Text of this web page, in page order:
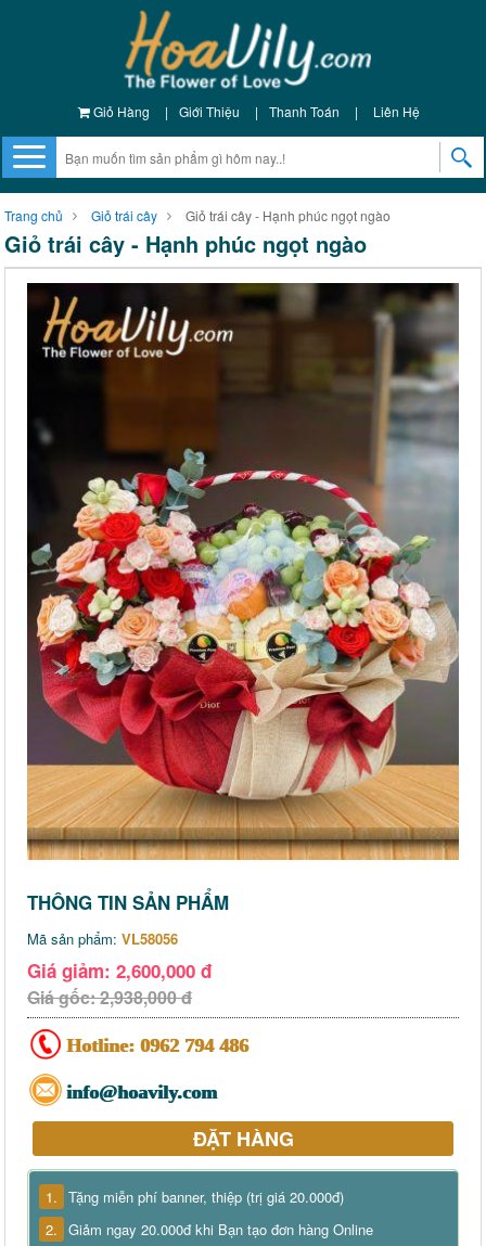
Giỏ Hàng | Giới Thiệu | Thanh Toán | Liên Hệ
Trang chủ Giỏ trái cây Giỏ trái cây - Hạnh phúc ngọt ngào
Giỏ trái cây - Hạnh phúc ngọt ngào
THÔNG TIN SẢN PHẨM
Mã sản phẩm: VL58056
Giá giảm: 2,600,000 đ
Giá gốc: 2,938,000 đ
Hotline: 0962 794 486
info@hoavily.com
ĐẶT HÀNG
1. Tặng miễn phí banner, thiệp (trị giá 20.000đ)
2. Giảm ngay 20.000đ khi Bạn tạo đơn hàng Online